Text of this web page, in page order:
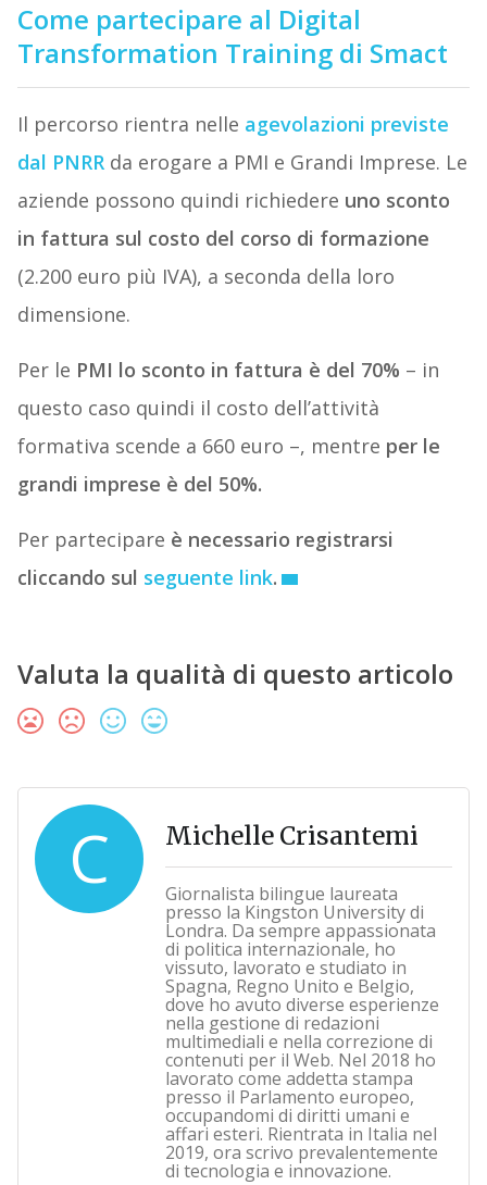
Come partecipare al Digital
Transformation Training di Smact
Il percorso rientra nelle agevolazioni previste
dal PNRRda erogare a PMI e Grandi Imprese. Le
aziende possono quindi richiedere uno sconto
in fattura sul costo del corso di formazione
(2.200 euro più IVA), a seconda della loro
dimensione.
Per le PMI lo sconto in fattura è del 70% – in
questo caso quindi il costo dell’attività
formativa scende a 660 euro –, mentre per le
grandi imprese è del 50%.
Per partecipare è necessario registrarsi
cliccando sul seguente link.
Valuta la qualità di questo articolo
C Michelle Crisantemi
Giornalista bilingue laureata
presso la Kingston University di
Londra. Da sempre appassionata
di politica internazionale, ho
vissuto, lavorato e studiato in
Spagna, Regno Unito e Belgio,
dove ho avuto diverse esperienze
nella gestione di redazioni
multimediali e nella correzione di
contenuti per il Web. Nel 2018 ho
lavorato come addetta stampa
presso il Parlamento europeo,
occupandomi di diritti umani e
affari esteri. Rientrata in Italia nel
2019, ora scrivo prevalentemente
di tecnologia e innovazione.